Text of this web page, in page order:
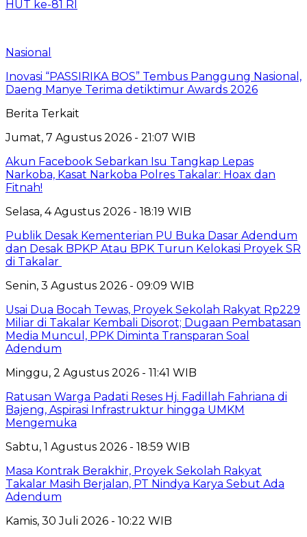
HUT ke-81 RI
Nasional
Inovasi “PASSIRIKA BOS” Tembus Panggung Nasional,
Daeng Manye Terima detiktimur Awards 2026
Berita Terkait
Jumat, 7 Agustus 2026 - 21:07 WIB
Akun Facebook Sebarkan Isu Tangkap Lepas
Narkoba, Kasat Narkoba Polres Takalar: Hoax dan
Fitnah!
Selasa, 4 Agustus 2026 - 18:19 WIB
Publik Desak Kementerian PU Buka Dasar Adendum
dan Desak BPKP Atau BPK Turun Kelokasi Proyek SR
di Takalar
Senin, 3 Agustus 2026 - 09:09 WIB
Usai Dua Bocah Tewas, Proyek Sekolah Rakyat Rp229
Miliar di Takalar Kembali Disorot; Dugaan Pembatasan
Media Muncul, PPK Diminta Transparan Soal
Adendum
Minggu, 2 Agustus 2026 - 11:41 WIB
Ratusan Warga Padati Reses Hj. Fadillah Fahriana di
Bajeng, Aspirasi Infrastruktur hingga UMKM
Mengemuka
Sabtu, 1 Agustus 2026 - 18:59 WIB
Masa Kontrak Berakhir, Proyek Sekolah Rakyat
Takalar Masih Berjalan, PT Nindya Karya Sebut Ada
Adendum
Kamis, 30 Juli 2026 - 10:22 WIB